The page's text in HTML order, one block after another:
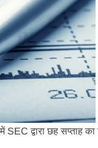
द्वारा छह सप्ताह का